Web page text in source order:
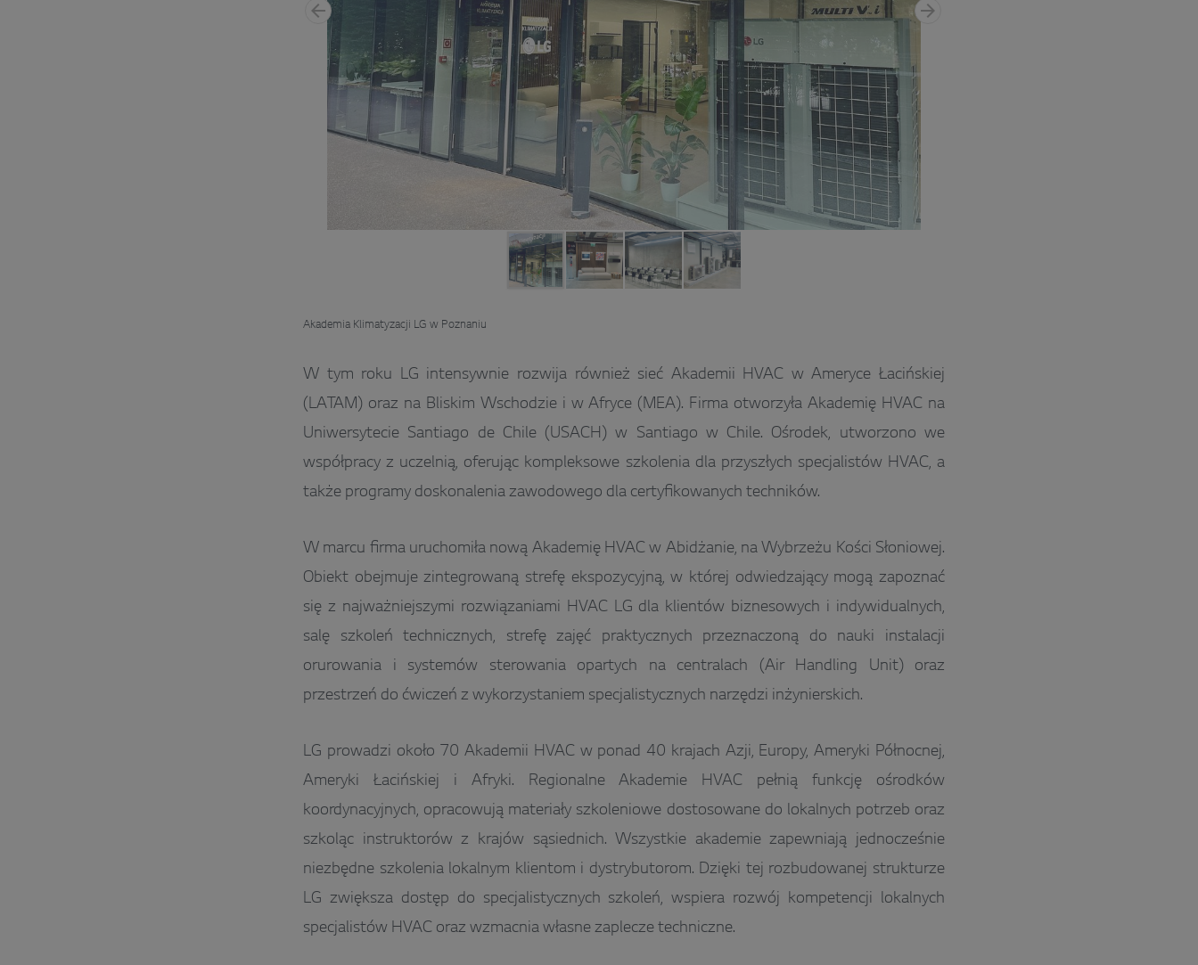
​Akademia Klimatyzacji LG w Poznaniu
W tym roku LG intensywnie rozwija również sieć Akademii HVAC w Ameryce Łacińskiej
(LATAM) oraz na Bliskim Wschodzie i w Afryce (MEA). Firma otworzyła Akademię HVAC na
Uniwersytecie Santiago de Chile (USACH) w Santiago w Chile. Ośrodek, utworzono we
współpracy z uczelnią, oferując kompleksowe szkolenia dla przyszłych specjalistów HVAC, a
także programy doskonalenia zawodowego dla certyfikowanych techników.
W marcu firma uruchomiła nową Akademię HVAC w Abidżanie, na Wybrzeżu Kości Słoniowej.
Obiekt obejmuje zintegrowaną strefę ekspozycyjną, w której odwiedzający mogą zapoznać
się z najważniejszymi rozwiązaniami HVAC LG dla klientów biznesowych i indywidualnych,
salę szkoleń technicznych, strefę zajęć praktycznych przeznaczoną do nauki instalacji
orurowania i systemów sterowania opartych na centralach (Air Handling Unit) oraz
przestrzeń do ćwiczeń z wykorzystaniem specjalistycznych narzędzi inżynierskich.
LG prowadzi około 70 Akademii HVAC w ponad 40 krajach Azji, Europy, Ameryki Północnej,
Ameryki Łacińskiej i Afryki. Regionalne Akademie HVAC pełnią funkcję ośrodków
koordynacyjnych, opracowują materiały szkoleniowe dostosowane do lokalnych potrzeb oraz
szkoląc instruktorów z krajów sąsiednich. Wszystkie akademie zapewniają jednocześnie
niezbędne szkolenia lokalnym klientom i dystrybutorom. Dzięki tej rozbudowanej strukturze
LG zwiększa dostęp do specjalistycznych szkoleń, wspiera rozwój kompetencji lokalnych
specjalistów HVAC oraz wzmacnia własne zaplecze techniczne.